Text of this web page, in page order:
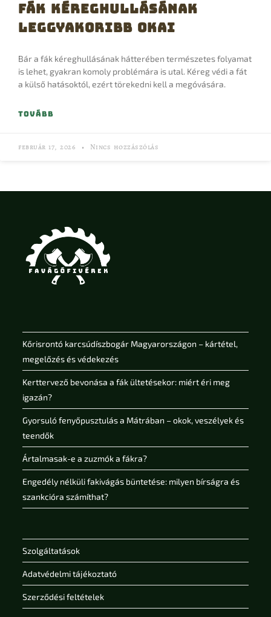
Fák kéreghullásának
leggyakoribb okai
Bár a fák kéreghullásának hátterében természetes folyamat
is lehet, gyakran komoly problémára is utal. Kéreg védi a fát
a külső hatásoktól, ezért törekedni kell a megóvására.
TOVÁBB
február 17, 2026 Nincs hozzászólás
Kőrisrontó karcsúdíszbogár Magyarországon – kártétel,
megelőzés és védekezés
Kerttervező bevonása a fák ültetésekor: miért éri meg
igazán?
Gyorsuló fenyőpusztulás a Mátrában – okok, veszélyek és
teendők
Ártalmasak-e a zuzmók a fákra?
Engedély nélküli fakivágás büntetése: milyen bírságra és
szankcióra számíthat?
Szolgáltatások
Adatvédelmi tájékoztató
Szerződési feltételek